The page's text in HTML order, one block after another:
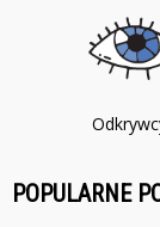
POPULARNE